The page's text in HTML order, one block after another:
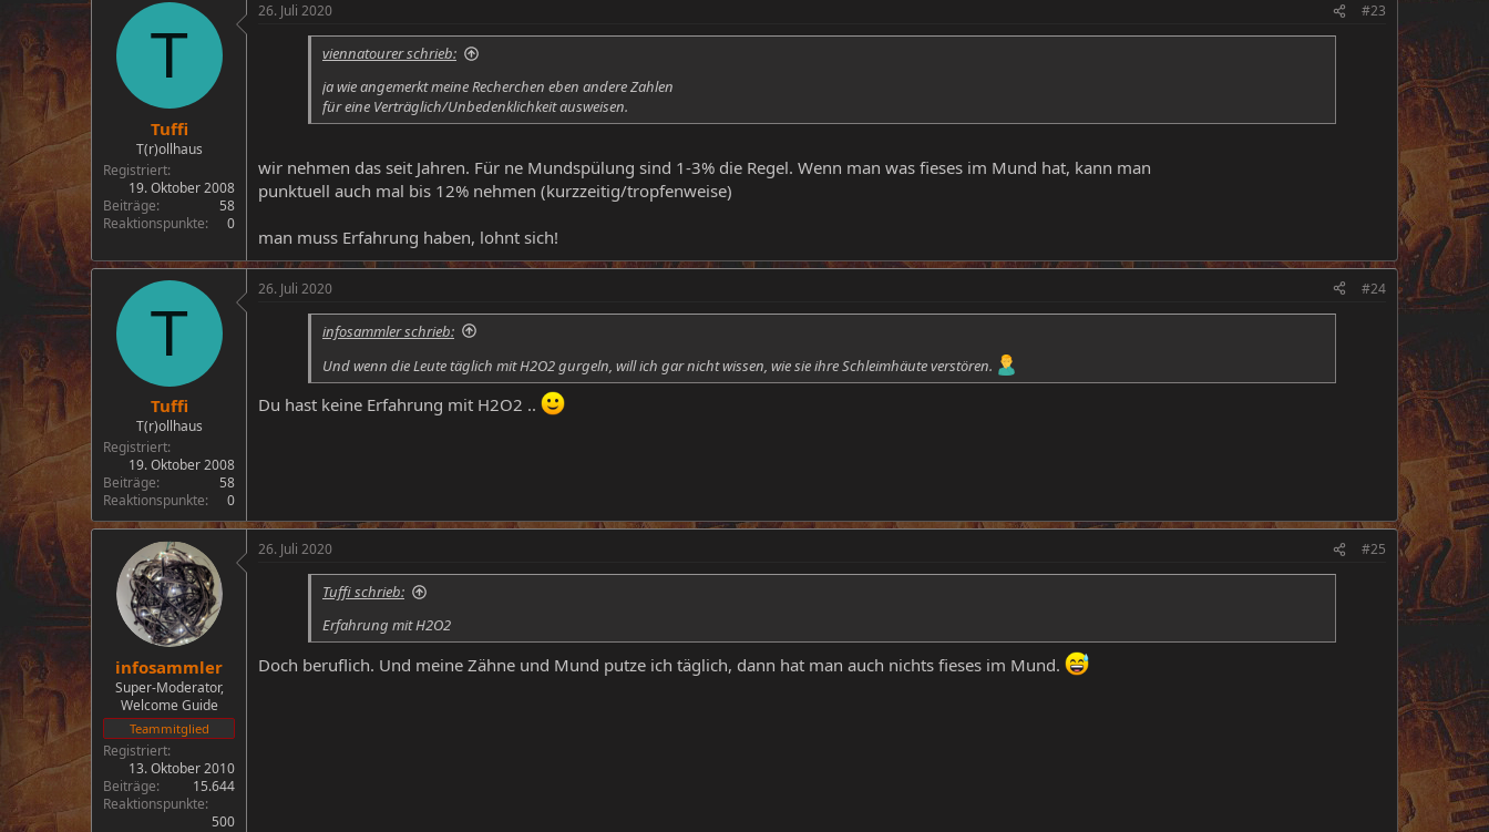
T
Tuffi
T(r)ollhaus
Registriert
19. Oktober 2008
Beiträge
58
Reaktionspunkte
0
26. Juli 2020 #23
viennatourer schrieb:
ja wie angemerkt meine Recherchen eben andere Zahlen
für eine Verträglich/Unbedenklichkeit ausweisen.
wir nehmen das seit Jahren. Für ne Mundspülung sind 1-3% die Regel. Wenn man was fieses im Mund hat, kann man
punktuell auch mal bis 12% nehmen (kurzzeitig/tropfenweise)
man muss Erfahrung haben, lohnt sich!
T
Tuffi
T(r)ollhaus
Registriert
19. Oktober 2008
Beiträge
58
Reaktionspunkte
0
26. Juli 2020 #24
infosammler schrieb:
Und wenn die Leute täglich mit H2O2 gurgeln, will ich gar nicht wissen, wie sie ihre Schleimhäute verstören.
Du hast keine Erfahrung mit H2O2 ..
infosammler
Super-Moderator,
Welcome Guide
Teammitglied
Registriert
13. Oktober 2010
Beiträge
15.644
Reaktionspunkte
500
26. Juli 2020 #25
Tuffi schrieb:
Erfahrung mit H2O2
Doch beruflich. Und meine Zähne und Mund putze ich täglich, dann hat man auch nichts fieses im Mund.